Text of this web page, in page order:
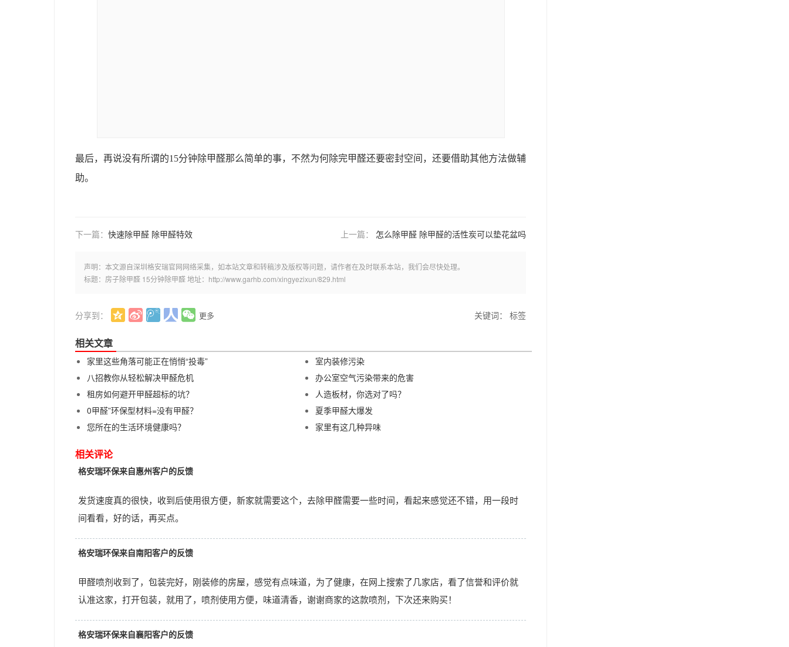
最后，再说没有所谓的15分钟除甲醛那么简单的事，不然为何除完甲醛还要密封空间，还要借助其他方法做辅
助。
上一篇： 怎么除甲醛 除甲醛的活性炭可以垫花盆吗
下一篇： 快速除甲醛 除甲醛特效
声明：本文源自深圳格安瑞官网网络采集，如本站文章和转稿涉及版权等问题，请作者在及时联系本站，我们会尽快处理。
标题：房子除甲醛 15分钟除甲醛 地址：http://www.garhb.com/xingyezixun/829.html
分享到： 更多 关键词： 标签
相关文章
家里这些角落可能正在悄悄“投毒”
室内装修污染
八招教你从轻松解决甲醛危机
办公室空气污染带来的危害
租房如何避开甲醛超标的坑？
人造板材，你选对了吗？
0甲醛”环保型材料=没有甲醛？
夏季甲醛大爆发
您所在的生活环境健康吗？
家里有这几种异味
相关评论
格安瑞环保来自惠州客户的反馈
发货速度真的很快，收到后使用很方便，新家就需要这个，去除甲醛需要一些时间，看起来感觉还不错，用一段时
间看看，好的话，再买点。
格安瑞环保来自南阳客户的反馈
甲醛喷剂收到了，包装完好，刚装修的房屋，感觉有点味道，为了健康，在网上搜索了几家店，看了信誉和评价就
认准这家，打开包装，就用了，喷剂使用方便，味道清香，谢谢商家的这款喷剂，下次还来购买！
格安瑞环保来自襄阳客户的反馈